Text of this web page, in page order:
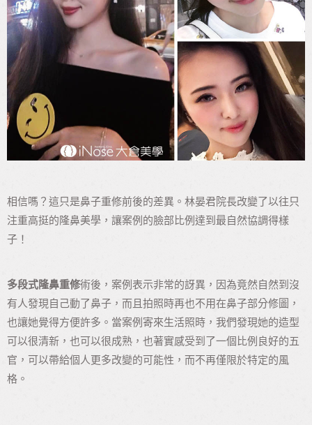
相信嗎？這只是鼻子重修前後的差異。林晏君院長改變了以往只
注重高挺的隆鼻美學，讓案例的臉部比例達到最自然協調得樣
子！
多段式隆鼻重修術後，案例表示非常的訝異，因為竟然自然到沒
有人發現自己動了鼻子，而且拍照時再也不用在鼻子部分修圖，
也讓她覺得方便許多。當案例寄來生活照時，我們發現她的造型
可以很清新，也可以很成熟，也著實感受到了一個比例良好的五
官，可以帶給個人更多改變的可能性，而不再僅限於特定的風
格。